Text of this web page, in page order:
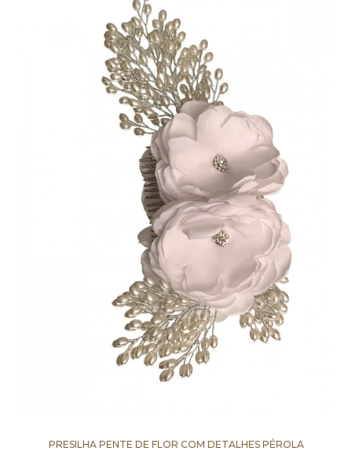
PRESILHA PENTE DE FLOR COM DETALHES PÉROLA